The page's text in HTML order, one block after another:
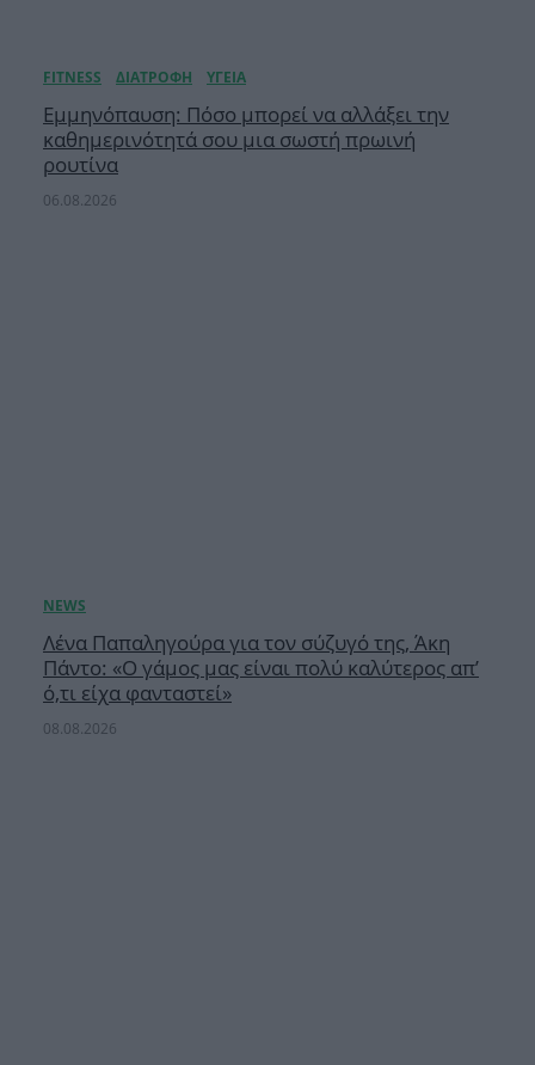
Εμμηνόπαυση: Πόσο μπορεί να αλλάξει την
καθημερινότητά σου μια σωστή πρωινή
ρουτίνα
06.08.2026
Λένα Παπαληγούρα για τον σύζυγό της, Άκη
Πάντο: «Ο γάμος μας είναι πολύ καλύτερος απ’
ό,τι είχα φανταστεί»
08.08.2026